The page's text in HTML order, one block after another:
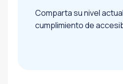
Comparta su nivel
cumplimiento de